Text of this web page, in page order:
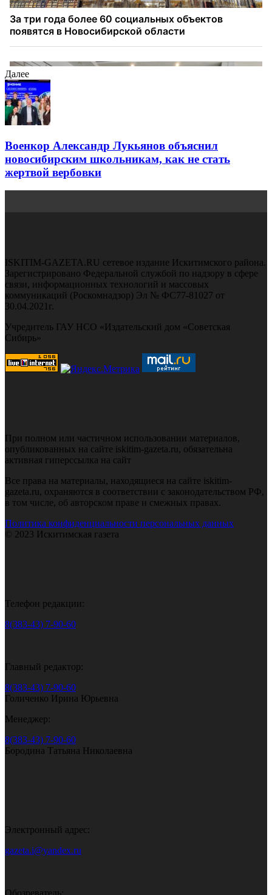
Далее
Военкор Александр Лукьянов объяснил
новосибирским школьникам, как не стать
жертвой вербовки
ISKITIM-GAZETA.RU сетевое издание Искитимского района.
Зарегистрировано Федеральной службой по надзору в сфере
связи, информационных технологий и массовых
коммуникаций (Роскомнадзор) Эл № ФС77-81027 от
30.04.2021г.
Учредитель ГАУ НСО «Издательский дом «Советская
Сибирь»
При полном или частичном использовании материалов,
опубликованных на сайте iskitim-gazeta.ru, обязательна
активная гиперссылка на сайт
Все права на материалы, находящиеся на сайте iskitim-
gazeta.ru, охраняются в соответствии с законодательством РФ,
в том числе, об авторском праве и смежных правах.
Политика конфиденциальности персональных данных
© 2023 Искитимская газета
Телефон редакции:
8(383-43) 7-90-60
Главный редактор:
8(383-43) 7-90-60
Голиченко Ирина Юрьевна
Менеджер:
8(383-43) 7-90-60
Бородина Татьяна Николаевна
Электронный адрес:
gazeta.i@yandex.ru